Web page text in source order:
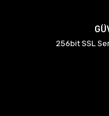
256bit SSL